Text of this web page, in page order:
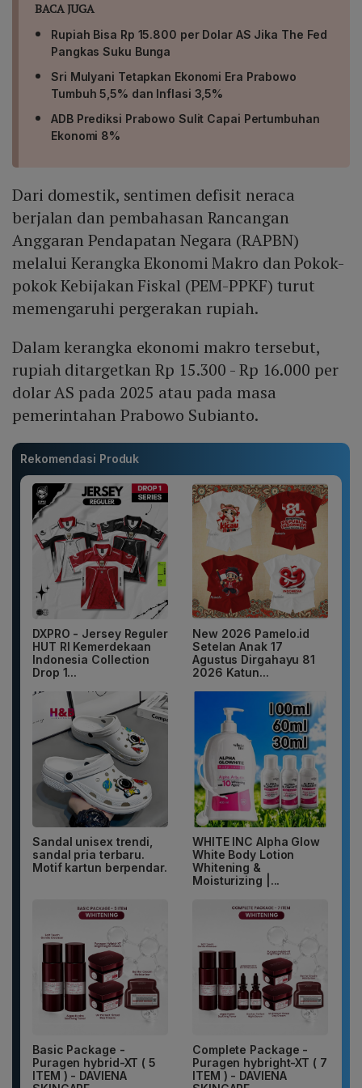
BACA JUGA
Rupiah Bisa Rp 15.800 per Dolar AS Jika The Fed
Pangkas Suku Bunga
Sri Mulyani Tetapkan Ekonomi Era Prabowo
Tumbuh 5,5% dan Inflasi 3,5%
ADB Prediksi Prabowo Sulit Capai Pertumbuhan
Ekonomi 8%
Dari domestik, sentimen defisit neraca
berjalan dan pembahasan Rancangan
Anggaran Pendapatan Negara (RAPBN)
melalui Kerangka Ekonomi Makro dan Pokok-
pokok Kebijakan Fiskal (PEM-PPKF) turut
memengaruhi pergerakan rupiah.
Dalam kerangka ekonomi makro tersebut,
rupiah ditargetkan Rp 15.300 - Rp 16.000 per
dolar AS pada 2025 atau pada masa
pemerintahan Prabowo Subianto.
Rekomendasi Produk
DXPRO - Jersey Reguler
HUT RI Kemerdekaan
Indonesia Collection
Drop 1...
New 2026 Pamelo.id
Setelan Anak 17
Agustus Dirgahayu 81
2026 Katun...
Sandal unisex trendi,
sandal pria terbaru.
Motif kartun berpendar.
WHITE INC Alpha Glow
White Body Lotion
Whitening &
Moisturizing |...
Basic Package -
Puragen hybrid-XT ( 5
ITEM ) - DAVIENA
Complete Package -
Puragen hybright-XT ( 7
ITEM ) - DAVIENA